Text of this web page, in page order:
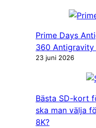
Prime Days
360 Antigravity
23 juni 2026
Bästa SD-kort
ska man välja
8K?